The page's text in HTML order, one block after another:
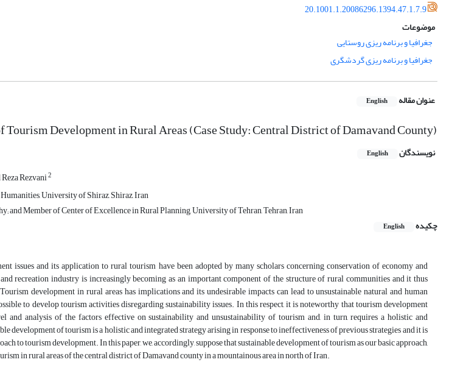
20.1001.1.20086296.1394.47.1.7.9
موضوعات
جغرافیا و برنامه ریزی روستایی
جغرافیا و برنامه ریزی گردشگری
عنوان مقاله English
Development in Rural Areas (Case Study: Central District of Damavand County)
نویسندگان English
Rezvani2
University of Shiraz, Shiraz, Iran
and Member of Center of Excellence in Rural Planning, University of Tehran, Tehran, Iran
چکیده
English
issues and its application to rural tourism have been adopted by many scholars concerning conservation of economy and
recreation industry is increasingly becoming as an important component of the structure of rural communities and it thus
development in rural areas has implications and its undesirable impacts can lead to unsustainable natural and human
to develop tourism activities disregarding sustainability issues. In this respect, it is noteworthy that tourism development
and analysis of the factors effective on sustainability and unsustainability of tourism and, in turn, requires a holistic and
development of tourism is a holistic and integrated strategy arising in response to ineffectiveness of previous strategies and it is
to tourism development. In this paper, we, accordingly, suppose that sustainable development of tourism as our basic approach,
in rural areas of the central district of Damavand county in a mountainous area in north of Iran.